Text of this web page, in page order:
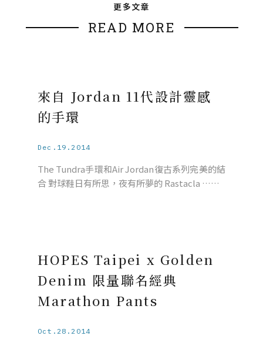
更多文章
READ MORE
來自 Jordan 11代設計靈感
的手環
Dec.19.2014
The Tundra手環和Air Jordan復古系列完美的結
合 對球鞋日有所思，夜有所夢的 Rastacla ……
HOPES Taipei x Golden
Denim 限量聯名經典
Marathon Pants
Oct.28.2014